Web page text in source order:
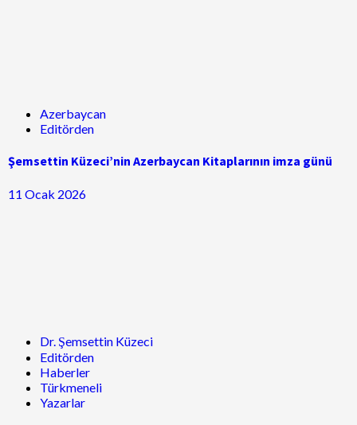
Azerbaycan
Editörden
Şemsettin Küzeci’nin Azerbaycan Kitaplarının imza günü
11 Ocak 2026
Dr. Şemsettin Küzeci
Editörden
Haberler
Türkmeneli
Yazarlar